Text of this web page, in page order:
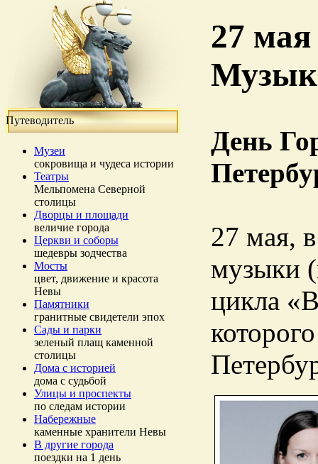
Путеводитель
Музеи
сокровища и чудеса истории
Театры
Мельпомена Северной
столицы
Дворцы и площади
величие города
Церкви и соборы
шедевры зодчества
Мосты
цвет, движение и красота
Невы
Памятники
гранитные свидетели эпох
Сады и парки
зеленый плащ каменной
столицы
Дома с историей
дома с судьбой
Улицы и проспекты
по следам истории
Набережные
каменные хранители Невы
В другие города
поездки на 1 день
27
День
27 мая,
музыки
цикла